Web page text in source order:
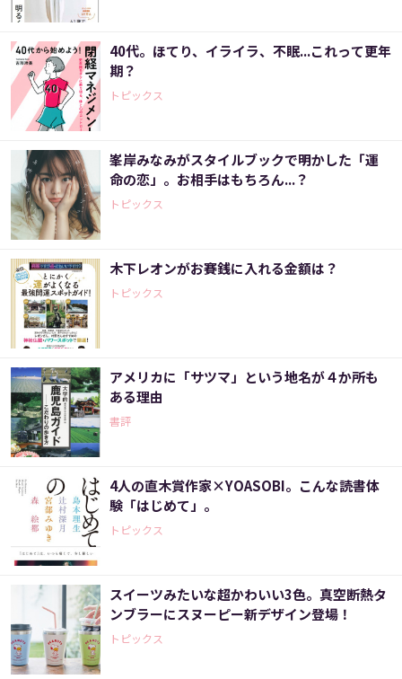
40代。ほてり、イライラ、不眠...これって更年
期？
トピックス
峯岸みなみがスタイルブックで明かした「運
命の恋」。お相手はもちろん...？
トピックス
木下レオンがお賽銭に入れる金額は？
トピックス
アメリカに「サツマ」という地名が４か所も
ある理由
書評
4人の直木賞作家×YOASOBI。こんな読書体
験「はじめて」。
トピックス
スイーツみたいな超かわいい3色。真空断熱タ
ンブラーにスヌーピー新デザイン登場！
トピックス